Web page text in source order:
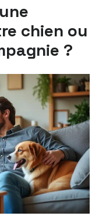
chien ou
?